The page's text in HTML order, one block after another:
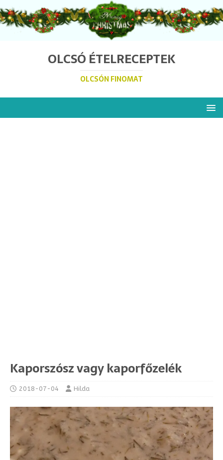
OLCSÓ ÉTELRECEPTEK
OLCSÓN FINOMAT
Kaporszósz vagy kaporfőzelék
2018-07-04 Hilda